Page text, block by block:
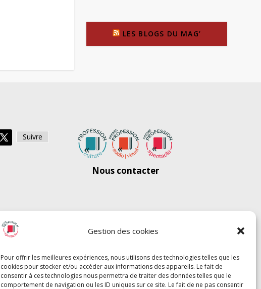
Gestion des cookies
Pour offrir les meilleures expériences, nous utilisons des technologies telles que les
cookies pour stocker et/ou accéder aux informations des appareils. Le fait de
consentir à ces technologies nous permettra de traiter des données telles que le
comportement de navigation ou les ID uniques sur ce site. Le fait de ne pas consentir
LES BLOGS DU MAG’
Suivre
Nous contacter